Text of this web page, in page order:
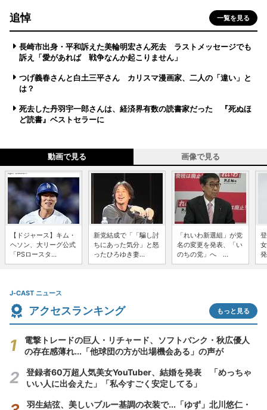
追悼 一覧を見る
長崎市出身・平和訴えた美輪明宏さん死去 ラストメッセージでも
訴え「愛があれば 戦争なんか起こりません」
つげ義春さんと白土三平さん カリスマ漫画家、二人の「違い」と
は？
死去した丹羽宇一郎さんは、経済界有数の読書家だった 『死ぬほ
ど読書』ベストセラーに
動画で見る 画像で見る
【ドジャース】キム・
ヘソン、大リーグ公式
「PSロースタ...
新党結成で「「騙し討
ちにあった気分」と怒
ったひろゆき妻...
「れいわ新選組」が党
名の変更を発表、「い
のちの党」へ ...
J-CAST ニュース
アクセスランキング もっと見る
電撃トレードの巨人・リチャード、ソフトバンク・秋広優人
の存在感薄れ...「他球団の方が出場機会ある」の声が
登録者60万超人気美女YouTuber、結婚を発表 「めっちゃ
いい人に出会えた」「私今すごく安定してる」
羽生結弦、美しいブルー基調の衣装で...「ゆず」北川悠仁・